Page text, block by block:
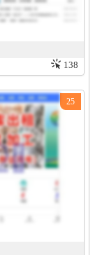
138
25